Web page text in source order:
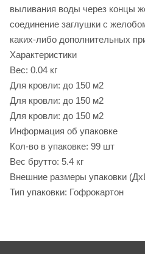
выливания воды через концы
соединение заглушки с
каких-либо дополнительных
Характеристики
Вес: 0.04 кг
Для кровли: до 150 м2
Для кровли: до 150 м2
Для кровли: до 150 м2
Информация об упаковке
Кол-во в упаковке: 99 шт
Вес брутто: 5.4 кг
Внешние размеры упаковки
Тип упаковки: Гофрокартон